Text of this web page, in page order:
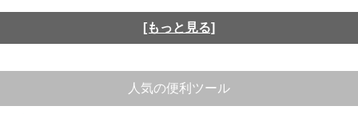
[もっと見る]
人気の便利ツール